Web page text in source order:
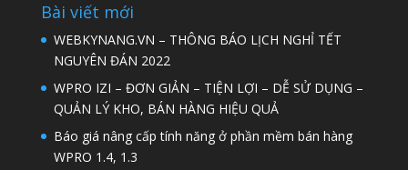
Bài viết mới
WEBKYNANG.VN – THÔNG BÁO LỊCH NGHỈ TẾT
NGUYÊN ĐÁN 2022
WPRO IZI – ĐƠN GIẢN – TIỆN LỢI – DỄ SỬ DỤNG –
QUẢN LÝ KHO, BÁN HÀNG HIỆU QUẢ
Báo giá nâng cấp tính năng ở phần mềm bán hàng
WPRO 1.4, 1.3